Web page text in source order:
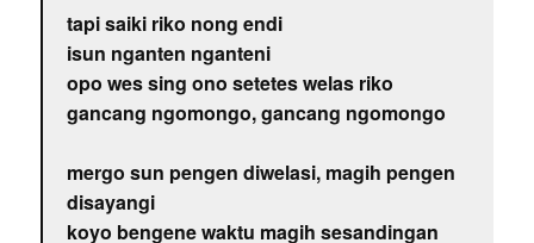
tapi saiki riko nong endi
isun nganten nganteni
opo wes sing ono setetes welas riko
gancang ngomongo, gancang ngomongo
mergo sun pengen diwelasi, magih pengen
disayangi
koyo bengene waktu magih sesandingan